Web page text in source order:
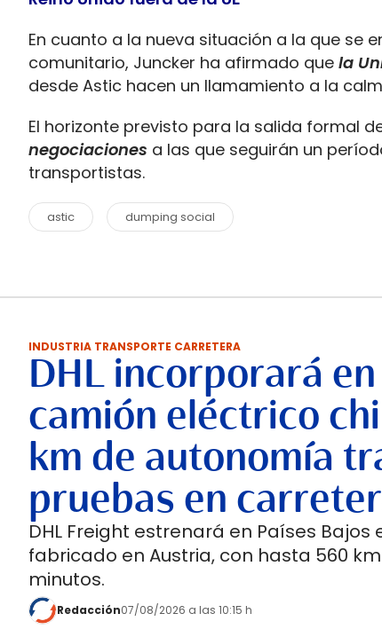
En cuanto a la nueva situación a la que se
comunitario, Juncker ha afirmado que la
desde Astic hacen un llamamiento a la
El horizonte previsto para la salida formal
negociaciones a las que seguirán un
transportistas.
astic dumping social
INDUSTRIA TRANSPORTE CARRETERA
DHL incorporará
camión eléctrico
km de autonomía
pruebas en
DHL Freight estrenará en Países
fabricado en Austria, con hasta 560
minutos.
Redacción07/08/2026 a las 10:15 h